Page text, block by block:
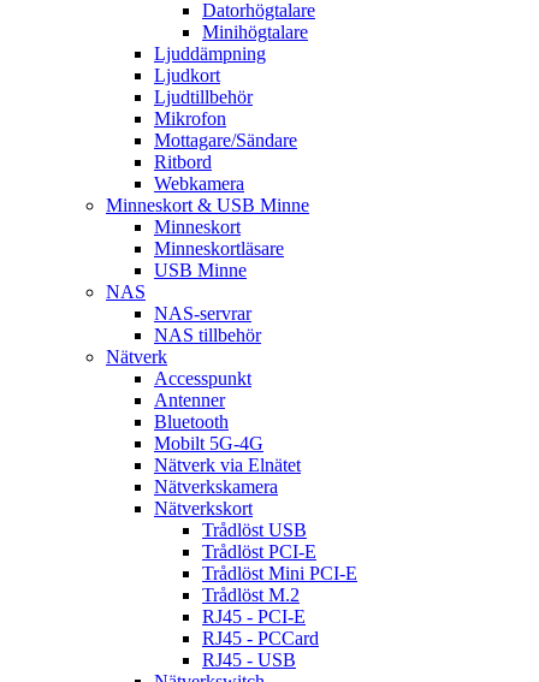
Datorhögtalare
Minihögtalare
Ljuddämpning
Ljudkort
Ljudtillbehör
Mikrofon
Mottagare/Sändare
Ritbord
Webkamera
Minneskort & USB Minne
Minneskort
Minneskortläsare
USB Minne
NAS
NAS-servrar
NAS tillbehör
Nätverk
Accesspunkt
Antenner
Bluetooth
Mobilt 5G-4G
Nätverk via Elnätet
Nätverkskamera
Nätverkskort
Trådlöst USB
Trådlöst PCI-E
Trådlöst Mini PCI-E
Trådlöst M.2
RJ45 - PCI-E
RJ45 - PCCard
RJ45 - USB